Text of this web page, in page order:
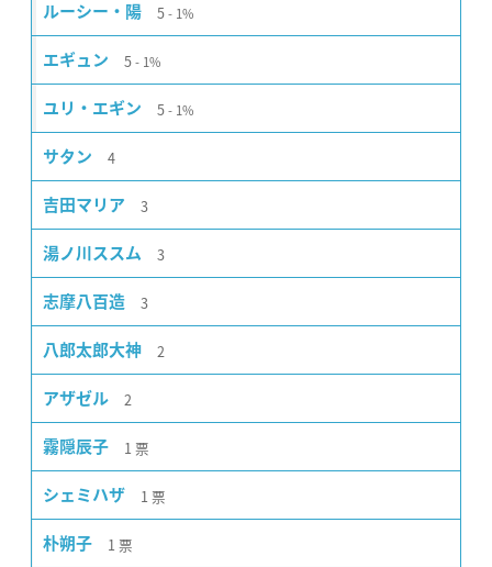
ルーシー・陽 5 1%
エギュン 5 1%
ユリ・エギン 5 1%
サタン 4
吉田マリア 3
湯ノ川ススム 3
志摩八百造 3
八郎太郎大神 2
アザゼル 2
霧隠辰子 1 票
シェミハザ 1 票
朴朔子 1 票